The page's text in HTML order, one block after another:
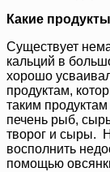
Какие
Существует
кальций в
хорошо
продуктам,
таким
печень рыб,
творог и сыры.
восполнить
помощью